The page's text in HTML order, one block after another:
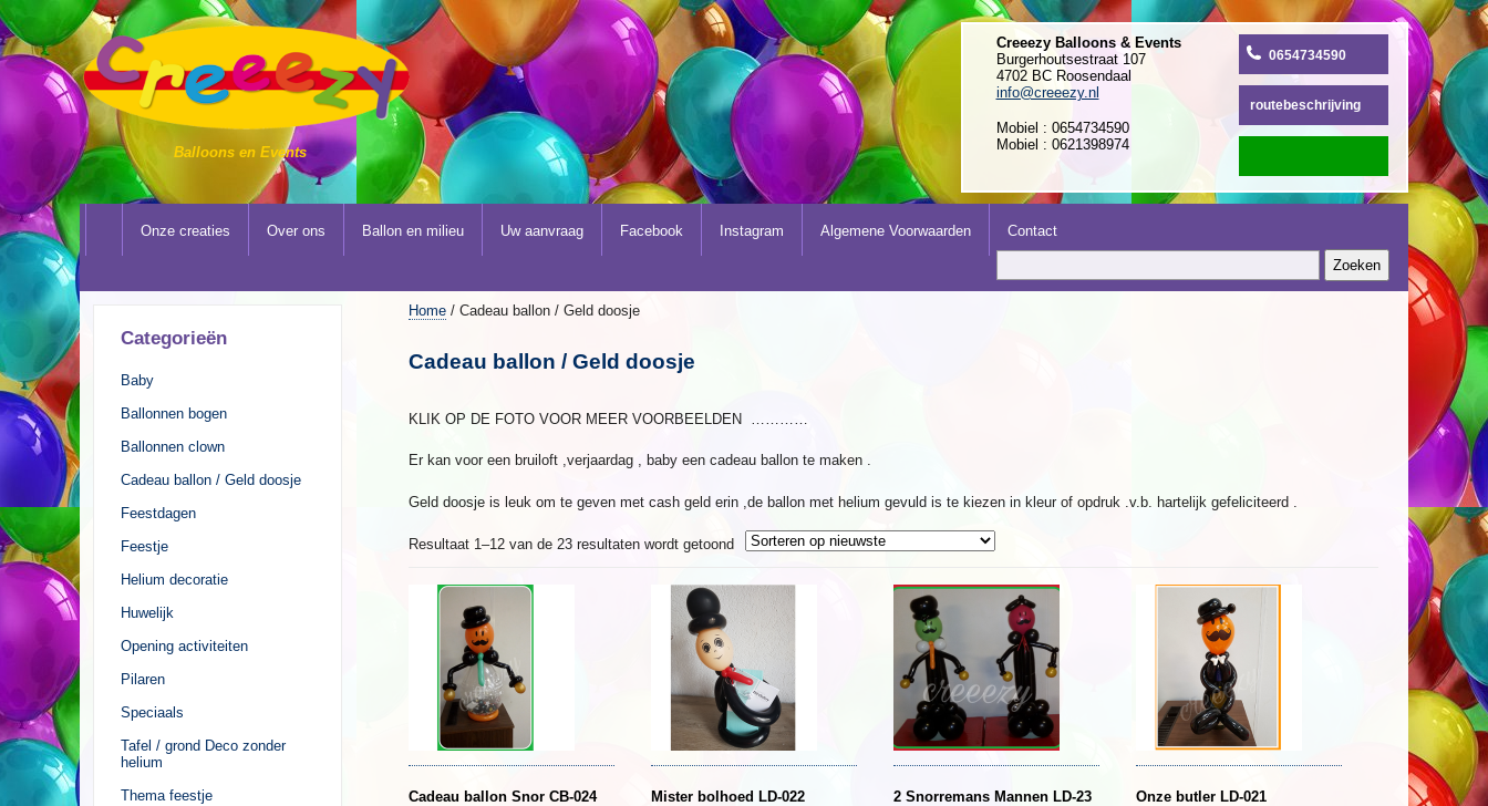
Balloons en Events
Creeezy Balloons & Events
Burgerhoutsestraat 107
4702 BC Roosendaal
info@creeezy.nl
Mobiel : 0654734590
Mobiel : 0621398974
0654734590
routebeschrijving
Onze creaties Over ons Ballon en milieu Uw aanvraag Facebook Instagram Algemene Voorwaarden Contact
Categorieën
Baby
Ballonnen bogen
Ballonnen clown
Cadeau ballon / Geld doosje
Feestdagen
Feestje
Helium decoratie
Huwelijk
Opening activiteiten
Pilaren
Speciaals
Tafel / grond Deco zonder
helium
Thema feestje
Home / Cadeau ballon / Geld doosje
Cadeau ballon / Geld doosje
KLIK OP DE FOTO VOOR MEER VOORBEELDEN …………
Er kan voor een bruiloft ,verjaardag , baby een cadeau ballon te maken .
Geld doosje is leuk om te geven met cash geld erin ,de ballon met helium gevuld is te kiezen in kleur of opdruk .v.b. hartelijk gefeliciteerd .
Resultaat 1–12 van de 23 resultaten wordt getoondGesorteerd
Cadeau ballon Snor CB-024
Mister bolhoed LD-022 2 Snorremans Mannen LD-23 Onze butler LD-021